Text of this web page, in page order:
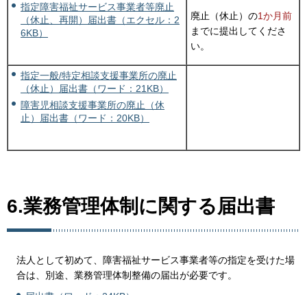
指定障害福祉サービス事業者等廃止
（休止、再開）届出書（エクセル：2
6KB）
廃止（休止）の1か月前
までに提出してくださ
い。
指定一般/特定相談支援事業所の廃止
（休止）届出書（ワード：21KB）
障害児相談支援事業所の廃止（休
止）届出書（ワード：20KB）
6.業務管理体制に関する届出書
法人として初めて、障害福祉サービス事業者等の指定を受けた場
合は、別途、業務管理体制整備の届出が必要です。